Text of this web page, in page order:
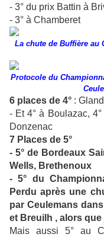
- 3° du prix Battin à
- 3° à Chamberet
La chute de Buffière
Protocole du
6 places de 4° :
- Et 4° à Boulazac,
Donzenac
7 Places de 5°
- 5° de Bordeaux
Wells, Brethenoux
- 5° du
Perdu après une
par Ceulemans
et Breuilh , alors que
Mais aussi 5° au